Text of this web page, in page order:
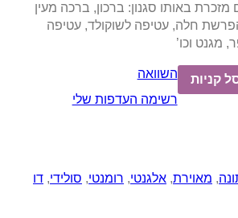
באותו סגנון: ברכון, ברכה מעין
חלה, עטיפה לשוקולד, עטיפה
מגנט וכו’
קניות
השוואה
רשימה העדפות שלי
, מאוירת, אלגנטי, רומנטי, סולידי, דו